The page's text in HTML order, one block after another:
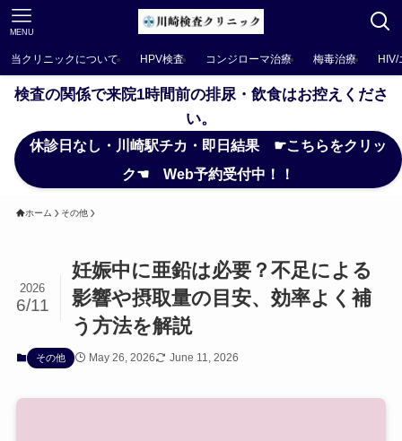
MENU
当クリニックについて HPV検査 コンジローマ治療 梅毒治療
検査の関係で来院1時間前の排尿・飲食はお控えくださ
い。
休診日なし・川崎駅チカ・即日結果 ☛こちらをクリッ
ク☚ Web予約受付中！！
ホーム その他
妊娠中に亜鉛は必要？不足による
影響や摂取量の目安、効率よく補
う方法を解説
2026
6/11
その他 May 26, 2026 June 11, 2026